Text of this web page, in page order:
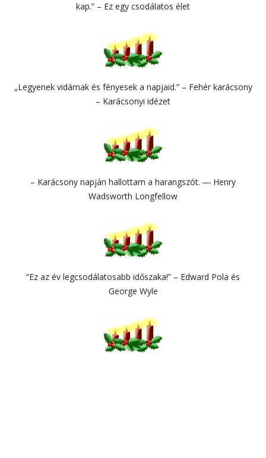
kap.” – Ez egy csodálatos élet
„Legyenek vidámak és fényesek a napjaid.” – Fehér karácsony
– Karácsonyi idézet
– Karácsony napján hallottam a harangszót. ― Henry
Wadsworth Longfellow
“Ez az év legcsodálatosabb időszaka!” – Edward Pola és
George Wyle